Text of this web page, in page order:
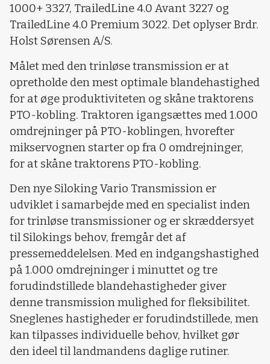
1000+ 3327, TrailedLine 4.0 Avant 3227 og
TrailedLine 4.0 Premium 3022. Det oplyser Brdr.
Holst Sørensen A/S.
Målet med den trinløse transmission er at
opretholde den mest optimale blandehastighed
for at øge produktiviteten og skåne traktorens
PTO-kobling. Traktoren igangsættes med 1.000
omdrejninger på PTO-koblingen, hvorefter
mikservognen starter op fra 0 omdrejninger,
for at skåne traktorens PTO-kobling.
Den nye Siloking Vario Transmission er
udviklet i samarbejde med en specialist inden
for trinløse transmissioner og er skræddersyet
til Silokings behov, fremgår det af
pressemeddelelsen. Med en indgangshastighed
på 1.000 omdrejninger i minuttet og tre
forudindstillede blandehastigheder giver
denne transmission mulighed for fleksibilitet.
Sneglenes hastigheder er forudindstillede, men
kan tilpasses individuelle behov, hvilket gør
den ideel til landmandens daglige rutiner.